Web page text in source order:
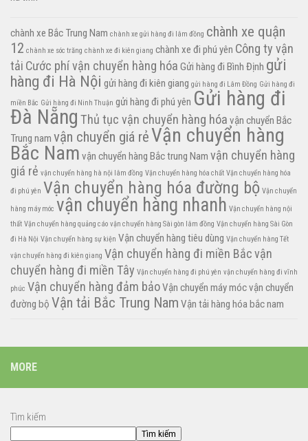
chành xe Bắc Trung Nam chành xe gửi hàng đi lâm đồng chành xe quận
12 chành xe sóc trăng chành xe đi kiên giang chành xe đi phú yên Công ty vận
tải Cước phí vận chuyển hàng hóa Gửi hàng đi Bình Định gửi
hàng đi Hà Nội gửi hàng đi kiên giang gửi hàng đi Lâm Đồng Gửi hàng đi
miền Bắc Gửi hàng đi Ninh Thuận gửi hàng đi phú yên Gửi hàng đi
Đà Nẵng Thủ tục vận chuyển hàng hóa vận chuyển Bắc
Trung nam vận chuyển giá rẻVận chuyển hàng
Bắc Nam vận chuyển hàng Bắc trung Nam vận chuyển hàng
giá rẻ vận chuyển hàng hà nội lâm đồng Vận chuyển hàng hóa chất Vận chuyển hàng hóa
đi phú yên Vận chuyển hàng hóa đường bộ Vận chuyển
hàng máy móc vận chuyển hàng nhanh Vận chuyển hàng nội
thất Vận chuyển hàng quảng cáo vận chuyển hàng Sài gòn lâm đồng Vận chuyển hàng Sài Gòn
đi Hà Nội Vận chuyển hàng sự kiện Vận chuyển hàng tiêu dùng Vận chuyển hàng Tết
vận chuyển hàng đi kiên giang Vận chuyển hàng đi miền Bắcvận
chuyển hàng đi miền Tây Vận chuyển hàng đi phú yên vận chuyển hàng đi vĩnh
phúc Vận chuyển hàng đảm bảoVận chuyển máy mócvận chuyển
đường bộ Vận tải Bắc Trung Nam Vận tải hàng hóa bắc nam
MORE
Tìm kiếm
Tìm kiếm